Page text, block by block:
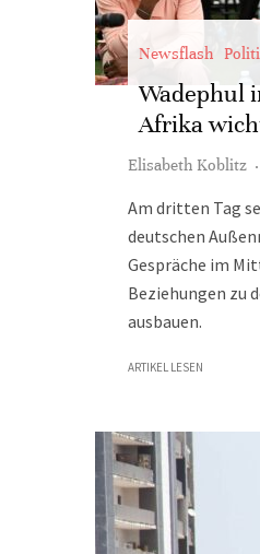
Newsflash
Wadephul
Afrika
Elisabeth Koblitz ·
Am dritten Tag
deutschen
Gespräche im
Beziehungen zu
ausbauen.
ARTIKEL LESEN